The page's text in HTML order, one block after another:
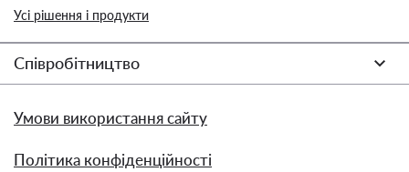
Усі рішення і продукти
Співробітництво
Умови використання сайту
Політика конфіденційності